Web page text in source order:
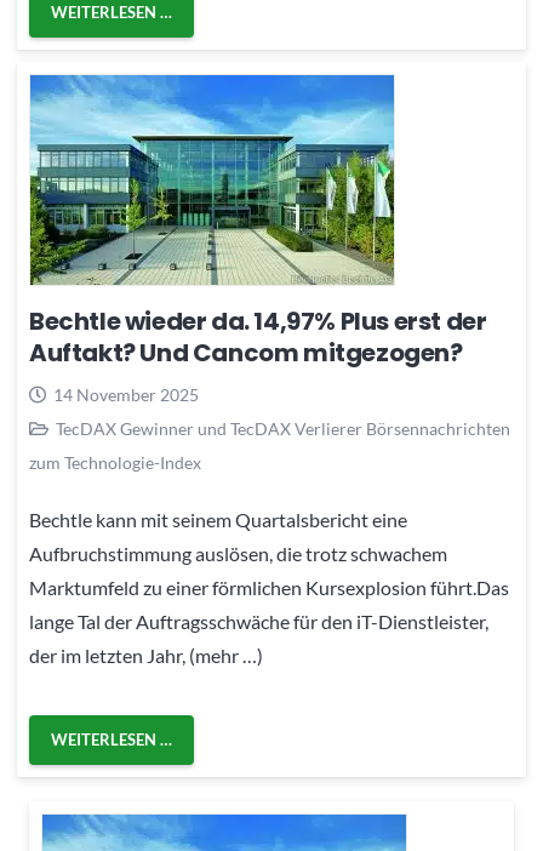
WEITERLESEN …
Bechtle wieder da. 14,97% Plus erst der
Auftakt? Und Cancom mitgezogen?
14 November 2025
TecDAX Gewinner und TecDAX Verlierer Börsennachrichten
zum Technologie-Index
Bechtle kann mit seinem Quartalsbericht eine
Aufbruchstimmung auslösen, die trotz schwachem
Marktumfeld zu einer förmlichen Kursexplosion führt.Das
lange Tal der Auftragsschwäche für den iT-Dienstleister,
der im letzten Jahr, (mehr …)
WEITERLESEN …